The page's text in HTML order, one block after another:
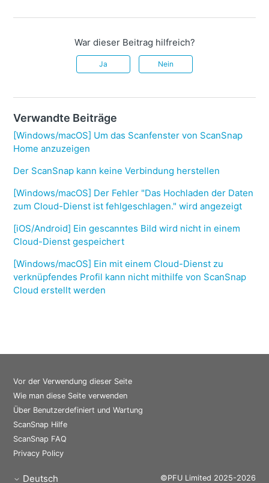
War dieser Beitrag hilfreich?
Ja Nein
Verwandte Beiträge
[Windows/macOS] Um das Scanfenster von ScanSnap
Home anzuzeigen
Der ScanSnap kann keine Verbindung herstellen
[Windows/macOS] Der Fehler "Das Hochladen der Daten
zum Cloud-Dienst ist fehlgeschlagen." wird angezeigt
[iOS/Android] Ein gescanntes Bild wird nicht in einem
Cloud-Dienst gespeichert
[Windows/macOS] Ein mit einem Cloud-Dienst zu
verknüpfendes Profil kann nicht mithilfe von ScanSnap
Cloud erstellt werden
Vor der Verwendung dieser Seite
Wie man diese Seite verwenden
Über Benutzerdefiniert und Wartung
ScanSnap Hilfe
ScanSnap FAQ
Privacy Policy
Deutsch ©PFU Limited 2025-2026